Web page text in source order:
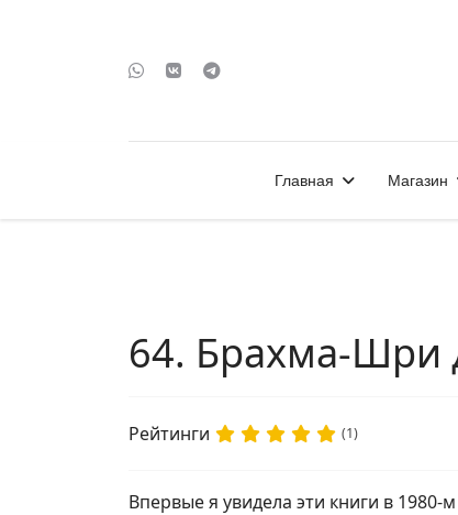
Главная Магазин
64. Брахма-Шри
Рейтинги (1)
Впервые я увидела эти книги в